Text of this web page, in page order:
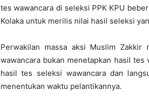
tes wawancara di seleksi PPK KPU
Kolaka untuk merilis nilai hasil seleksi
Perwakilan massa aksi Muslim Zakkir
wawancara bukan menetapkan hasil tes
hasil tes seleksi wawancara dan
menentukan waktu pelantikannya.